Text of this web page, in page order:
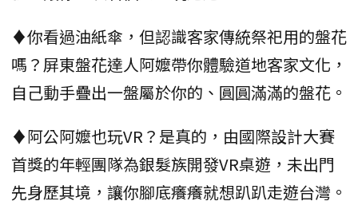
♦你看過油紙傘，但認識客家傳統祭祀用的盤花
嗎？屏東盤花達人阿嬤帶你體驗道地客家文化，
自己動手疊出一盤屬於你的、圓圓滿滿的盤花。
♦阿公阿嬤也玩VR？是真的，由國際設計大賽
首獎的年輕團隊為銀髮族開發VR桌遊，未出門
先身歷其境，讓你腳底癢癢就想趴趴走遊台灣。